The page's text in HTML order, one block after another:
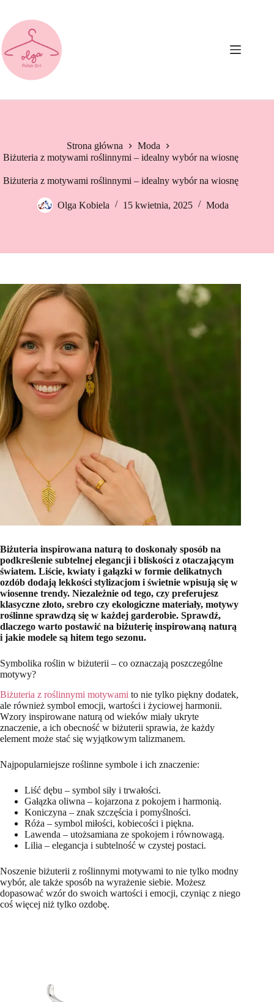
treści
Strona główna
Moda
Biżuteria z motywami roślinnymi – idealny wybór na wiosnę
Biżuteria z motywami roślinnymi – idealny wybór na wiosnę
Olga Kobiela 15 kwietnia, 2025 Moda
Biżuteria inspirowana naturą to doskonały sposób na
podkreślenie subtelnej elegancji i bliskości z otaczającym
światem. Liście, kwiaty i gałązki w formie delikatnych
ozdób dodają lekkości stylizacjom i świetnie wpisują się w
wiosenne trendy. Niezależnie od tego, czy preferujesz
klasyczne złoto, srebro czy ekologiczne materiały, motywy
roślinne sprawdzą się w każdej garderobie. Sprawdź,
dlaczego warto postawić na biżuterię inspirowaną naturą
i jakie modele są hitem tego sezonu.
Symbolika roślin w biżuterii – co oznaczają poszczególne
motywy?
Biżuteria z roślinnymi motywami to nie tylko piękny dodatek,
ale również symbol emocji, wartości i życiowej harmonii.
Wzory inspirowane naturą od wieków miały ukryte
znaczenie, a ich obecność w biżuterii sprawia, że każdy
element może stać się wyjątkowym talizmanem.
Najpopularniejsze roślinne symbole i ich znaczenie:
Liść dębu – symbol siły i trwałości.
Gałązka oliwna – kojarzona z pokojem i harmonią.
Koniczyna – znak szczęścia i pomyślności.
Róża – symbol miłości, kobiecości i piękna.
Lawenda – utożsamiana ze spokojem i równowagą.
Lilia – elegancja i subtelność w czystej postaci.
Noszenie biżuterii z roślinnymi motywami to nie tylko modny
wybór, ale także sposób na wyrażenie siebie. Możesz
dopasować wzór do swoich wartości i emocji, czyniąc z niego
coś więcej niż tylko ozdobę.